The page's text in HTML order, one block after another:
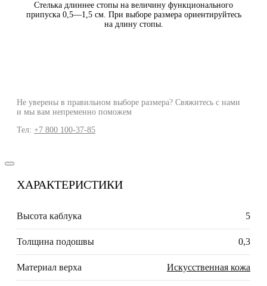
Стелька длиннее стопы на величину функционального
припуска 0,5—1,5 см. При выборе размера ориентируйтесь
на длину стопы.
Не уверены в правильном выборе размера? Свяжитесь с нами
и мы вам непременно поможем
Тел: +7 800 100-37-85
ХАРАКТЕРИСТИКИ
Высота каблука 5
Толщина подошвы 0,3
Материал верха Искусственная кожа